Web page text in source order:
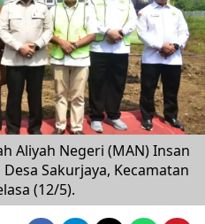
Aliyah Negeri (MAN) Insan
Sakurjaya, Kecamatan
(12/5).